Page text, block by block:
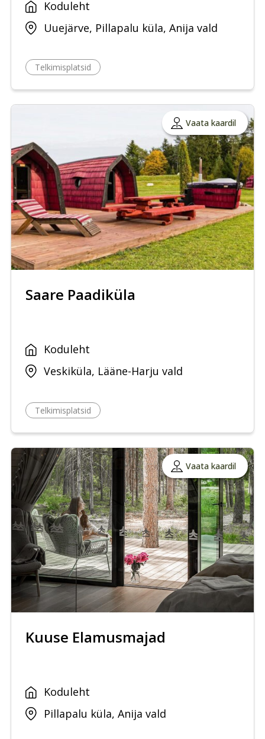
Koduleht
Uuejärve, Pillapalu küla, Anija vald
Telkimisplatsid
Vaata kaardil
Saare Paadiküla
Koduleht
Veskiküla, Lääne-Harju vald
Telkimisplatsid
Vaata kaardil
Kuuse Elamusmajad
Koduleht
Pillapalu küla, Anija vald